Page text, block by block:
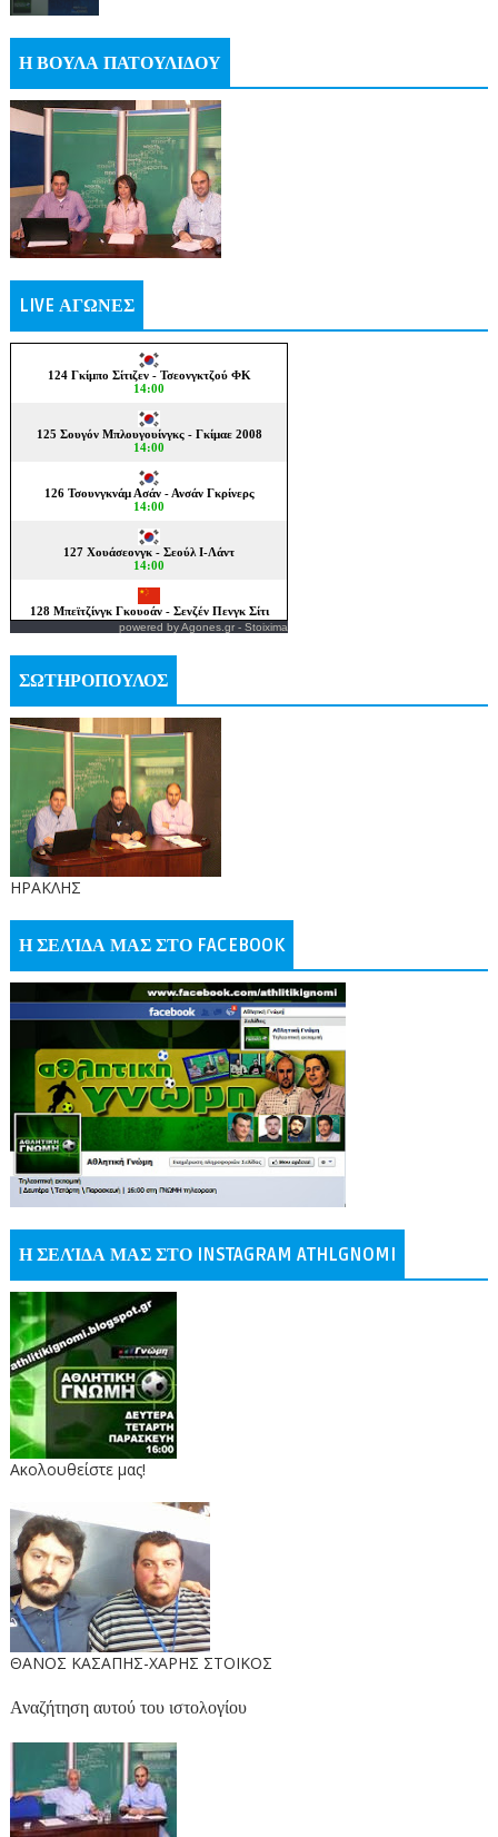
Η ΒΟΥΛΑ ΠΑΤΟΥΛΙΔΟΥ
LIVE ΑΓΩΝΕΣ
powered byAgones.gr- Stoixima
ΣΩΤΗΡΟΠΟΥΛΟΣ
ΗΡΑΚΛΗΣ
Η ΣΕΛΊΔΑ ΜΑΣ ΣΤΟ FACEBOOK
Η ΣΕΛΊΔΑ ΜΑΣ ΣΤΟ INSTAGRAM ATHLGNOMI
Ακολουθείστε μας!
ΘΑΝΟΣ ΚΑΣΑΠΗΣ-ΧΑΡΗΣ ΣΤΟΙΚΟΣ
Αναζήτηση αυτού του ιστολογίου